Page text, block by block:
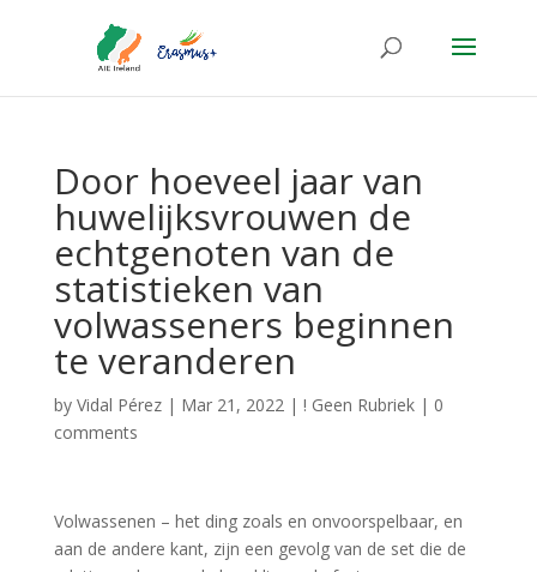
Door hoeveel jaar van
huwelijksvrouwen de
echtgenoten van de
statistieken van
volwasseners beginnen
te veranderen
by Vidal Pérez| Mar 21, 2022| ! Geen Rubriek| 0
comments
Volwassenen – het ding zoals en onvoorspelbaar, en
aan de andere kant, zijn een gevolg van de set die de